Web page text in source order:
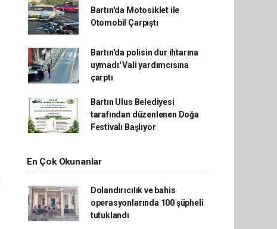
Bartın'da Motosiklet ile
Otomobil Çarpıştı
Bartın'da polisin dur ihtarına
uymadı' Vali yardımcısına
çarptı
Bartın Ulus Belediyesi
tarafından düzenlenen Doğa
Festivalı Başlıyor
En Çok Okunanlar
Dolandırıcılık ve bahis
operasyonlarında 100 şüpheli
tutuklandı